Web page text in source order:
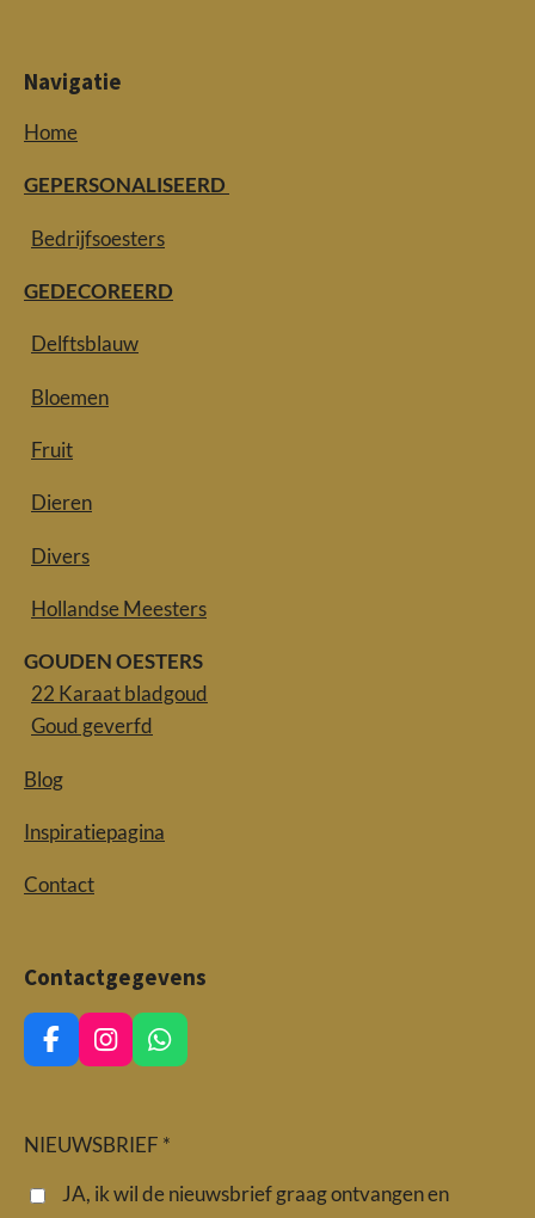
Navigatie
Home
GEPERSONALISEERD
Bedrijfsoesters
GEDECOREERD
Delftsblauw
Bloemen
Fruit
Dieren
Divers
Hollandse Meesters
GOUDEN OESTERS
22 Karaat bladgoud
Goud geverfd
Blog
Inspiratiepagina
Contact
Contactgegevens
F
a
b
I
n
a
r
W
h
s
p
NIEUWSBRIEF *
JA, ik wil de nieuwsbrief graag ontvangen en